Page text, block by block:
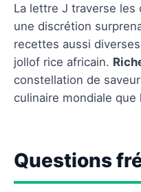
La lettre J traverse les
une discrétion
recettes aussi
jollof rice africain.
constellation de
culinaire mondiale
Questions